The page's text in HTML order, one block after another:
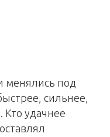
менялись под
сильнее,
удачнее